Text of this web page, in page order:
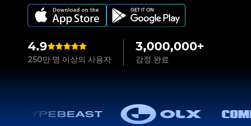
4.9
250만 명 이상의 사용자
3,000,000+
감정 완료